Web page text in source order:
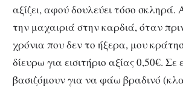
αξίζει, αφού δουλεύει τόσο
την μαχαιριά στην καρδιά, όταν
χρόνια που δεν το ήξερα, μου
δίευρω για εισιτήριο αξίας 0,50€. Σε
βασιζόμουν για να φάω βραδινό